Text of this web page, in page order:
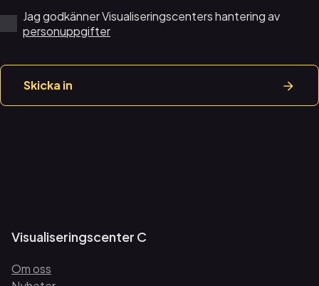
Jag godkänner Visualiseringscenters hantering av
personuppgifter
Skicka in
Visualiseringscenter C
Om oss